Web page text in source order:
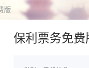
版
保利票务免费